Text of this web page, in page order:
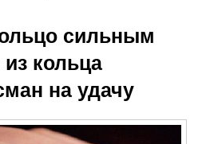
сильным
кольца
на удачу